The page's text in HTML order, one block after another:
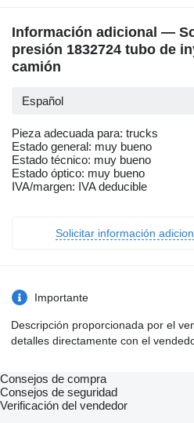
Información adicional —
presión 1832724 tubo de
camión
Español
Pieza adecuada para: trucks
Estado general: muy bueno
Estado técnico: muy bueno
Estado óptico: muy bueno
IVA/margen: IVA deducible
Solicitar información
Importante
Descripción proporcionada por el
detalles directamente con el
Consejos de compra
Consejos de seguridad
Verificación del vendedor